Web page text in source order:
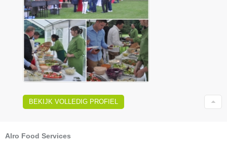
BEKIJK VOLLEDIG PROFIEL
Alro Food Services